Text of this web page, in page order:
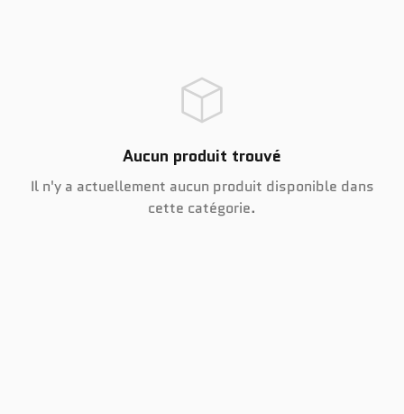
Aucun produit trouvé
Il n'y a actuellement aucun produit disponible dans
cette catégorie.